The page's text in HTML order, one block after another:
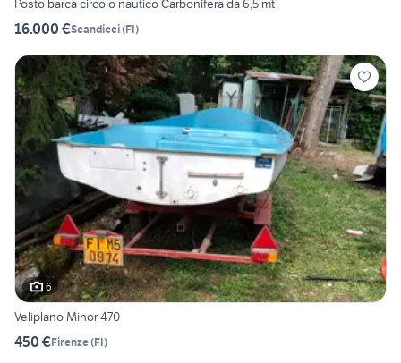
Posto barca circolo nautico Carbonifera da 6,5 mt
16.000 €Scandicci(FI)
6
Veliplano Minor 470
450 €Firenze(FI)